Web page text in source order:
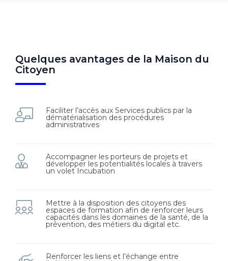
Quelques avantages de la Maison du
Citoyen
Faciliter l’accès aux Services publics par la
dématérialisation des procédures
administratives
Accompagner les porteurs de projets et
développer les potentialités locales à travers
un volet Incubation
Mettre à la disposition des citoyens des
espaces de formation afin de renforcer leurs
capacités dans les domaines de la santé, de la
prévention, des métiers du digital etc.
Renforcer les liens et l’échange entre